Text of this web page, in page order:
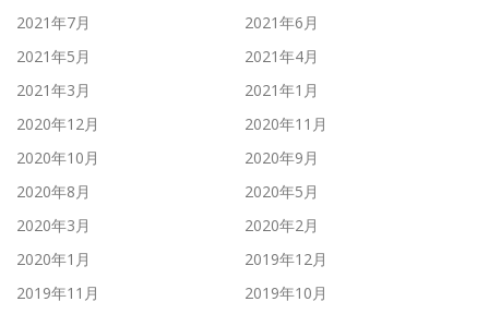
2021年7月
2021年6月
2021年5月
2021年4月
2021年3月
2021年1月
2020年12月
2020年11月
2020年10月
2020年9月
2020年8月
2020年5月
2020年3月
2020年2月
2020年1月
2019年12月
2019年11月
2019年10月